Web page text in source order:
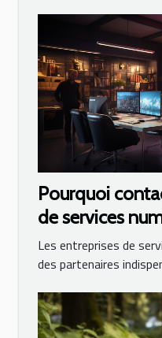
Pourquoi
de services
Les entreprises de
des partenaires